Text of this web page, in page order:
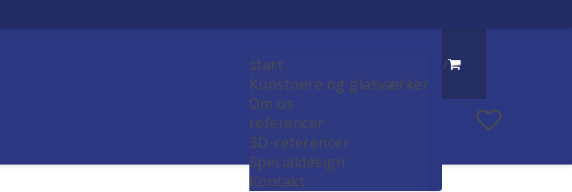
/
start
Kunstnere og glasværker
Om os
referencer
3D-referencer
Specialdesign
Kontakt